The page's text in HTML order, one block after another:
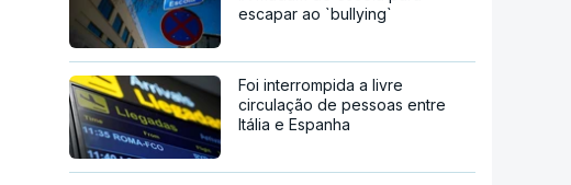
escapar ao `bullying`
Foi interrompida a livre
circulação de pessoas entre
Itália e Espanha